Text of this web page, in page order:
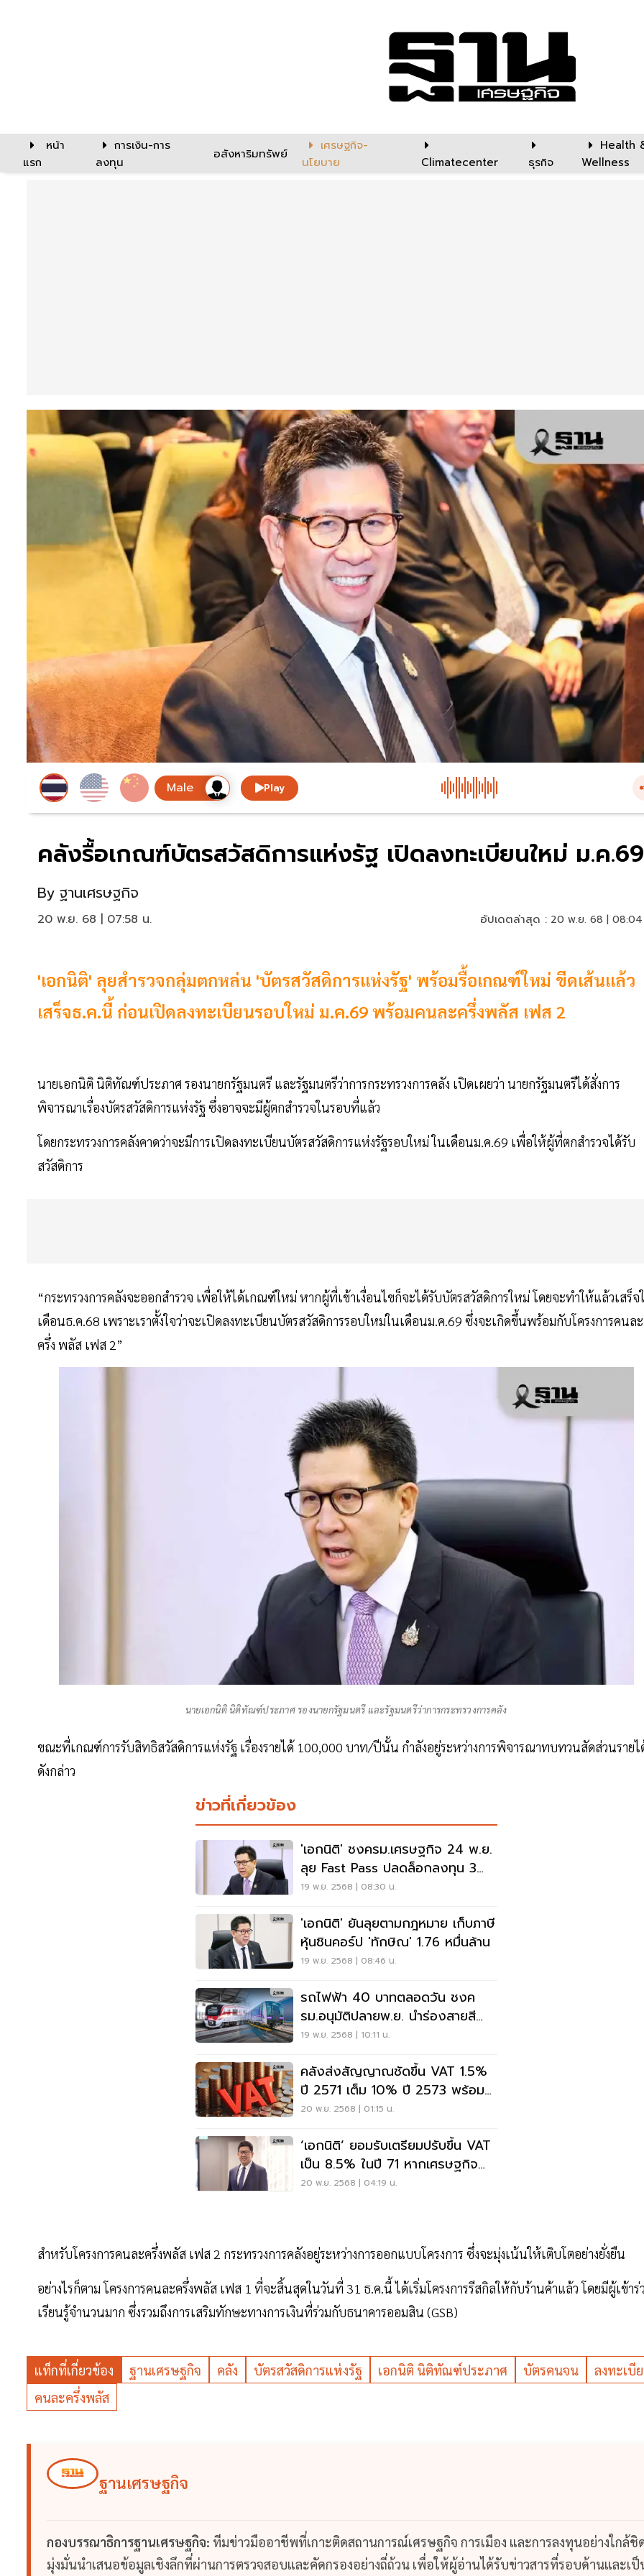
หน้า
แรก
การเงิน-การ
ลงทุน
อสังหาริมทรัพย์
เศรษฐกิจ-
นโยบาย
Climatecenter ธุรกิจ
Health
Wellness
Play
คลังรื้อเกณฑ์บัตรสวัสดิการแห่งรัฐ เปิดลงทะเบียนใหม่ ม.ค.69
By ฐานเศรษฐกิจ
20 พ.ย. 68 | 07:58 น. อัปเดตล่าสุด : 20 พ.ย. 68 |
'เอกนิติ' ลุยสำรวจกลุ่มตกหล่น 'บัตรสวัสดิการแห่งรัฐ' พร้อมรื้อเกณฑ์ใหม่ ขีดเส้นแล้ว
เสร็จธ.ค.นี้ ก่อนเปิดลงทะเบียนรอบใหม่ ม.ค.69 พร้อมคนละครึ่งพลัส เฟส 2
นายเอกนิติ นิติทัณฑ์ประภาศ รองนายกรัฐมนตรี และรัฐมนตรีว่าการกระทรวงการคลัง เปิดเผยว่า นายกรัฐมนตรีได้สั่งการ
พิจารณาเรื่องบัตรสวัสดิการแห่งรัฐ ซึ่งอาจจะมีผู้ตกสำรวจในรอบที่แล้ว
โดยกระทรวงการคลังคาดว่าจะมีการเปิดลงทะเบียนบัตรสวัสดิการแห่งรัฐรอบใหม่ ในเดือนม.ค.69 เพื่อให้ผู้ที่ตกสำรวจได้รับ
สวัสดิการ
“กระทรวงการคลังจะออกสำรวจ เพื่อให้ได้เกณฑ์ใหม่ หากผู้ที่เข้าเงื่อนไขก็จะได้รับบัตรสวัสดิการใหม่ โดยจะทำให้แล้วเสร็จ
เดือนธ.ค.68 เพราะเราตั้งใจว่าจะเปิดลงทะเบียนบัตรสวัสดิการรอบใหม่ในเดือนม.ค.69 ซึ่งจะเกิดขึ้นพร้อมกับโครงการคนละ
ครึ่ง พลัส เฟส 2”
นายเอกนิติ นิติทัณฑ์ประภาศ รองนายกรัฐมนตรี และรัฐมนตรีว่าการกระทรวงการคลัง
ขณะที่เกณฑ์การรับสิทธิสวัสดิการแห่งรัฐ เรื่องรายได้ 100,000 บาท/ปีนั้น กำลังอยู่ระหว่างการพิจารณาทบทวนสัดส่วนรายไ
ดังกล่าว
ข่าวที่เกี่ยวข้อง
'เอกนิติ' ชงครม.เศรษฐกิจ 24 พ.ย.
ลุย Fast Pass ปลดล็อกลงทุน 3
แสนล้าน
19 พ.ย. 2568 | 08:30 น.
'เอกนิติ' ยันลุยตามกฎหมาย เก็บภาษี
หุ้นชินคอร์ป 'ทักษิณ' 1.76 หมื่นล้าน
19 พ.ย. 2568 | 08:46 น.
รถไฟฟ้า 40 บาทตลอดวัน ชงค
รม.อนุมัติปลายพ.ย. นำร่องสายสี
ม่วง-สีแดง
19 พ.ย. 2568 | 10:11 น.
คลังส่งสัญญาณชัดขึ้น VAT 1.5%
ปี 2571 เต็ม 10% ปี 2573 พร้อม
เก็บภาษีน้ำมันเพิ่มปี 70
20 พ.ย. 2568 | 01:15 น.
‘เอกนิติ’ ยอมรับเตรียมปรับขึ้น VAT
เป็น 8.5% ในปี 71 หากเศรษฐกิจ
ไทยฟื้น
20 พ.ย. 2568 | 04:19 น.
สำหรับโครงการคนละครึ่งพลัส เฟส 2 กระทรวงการคลังอยู่ระหว่างการออกแบบโครงการ ซึ่งจะมุ่งเน้นให้เติบโตอย่างยั่งยืน
อย่างไรก็ตาม โครงการคนละครึ่งพลัส เฟส 1 ที่จะสิ้นสุดในวันที่ 31 ธ.ค.นี้ ได้เริ่มโครงการรีสกิลให้กับร้านค้าแล้ว โดยมีผู้เข้าร่
เรียนรู้จำนวนมาก ซึ่งรวมถึงการเสริมทักษะทางการเงินที่ร่วมกับธนาคารออมสิน (GSB)
แท็กที่เกี่ยวข้อง ฐานเศรษฐกิจ คลัง บัตรสวัสดิการแห่งรัฐ เอกนิติ นิติทัณฑ์ประภาศ บัตรคนจน
ลงทะเบี
คนละครึ่งพลัส
ฐานเศรษฐกิจ
กองบรรณาธิการฐานเศรษฐกิจ: ทีมข่าวมืออาชีพที่เกาะติดสถานการณ์เศรษฐกิจ การเมือง และการลงทุนอย่างใกล้ชิ
มุ่งมั่นนำเสนอข้อมูลเชิงลึกที่ผ่านการตรวจสอบและคัดกรองอย่างถี่ถ้วน เพื่อให้ผู้อ่านได้รับข่าวสารที่รอบด้านและเป็